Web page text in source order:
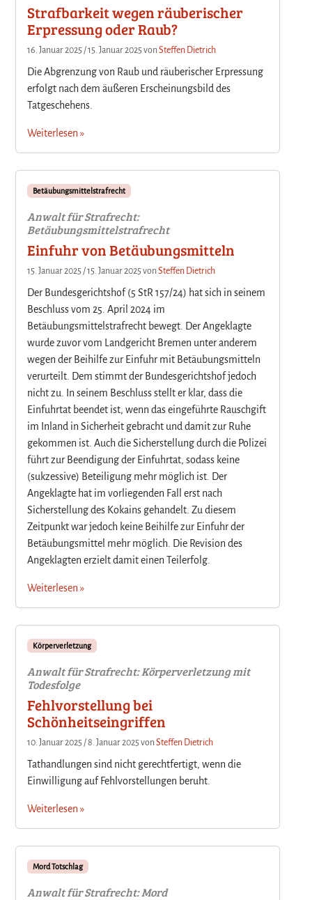
Strafbarkeit wegen räuberischer
Erpressung oder Raub?
16. Januar 2025 /15. Januar 2025vonSteffen Dietrich
Die Abgrenzung von Raub und räuberischer Erpressung
erfolgt nach dem äußeren Erscheinungsbild des
Tatgeschehens.
Weiterlesen »
Betäubungsmittelstrafrecht
Anwalt für Strafrecht:
Betäubungsmittelstrafrecht
Einfuhr von Betäubungsmitteln
15. Januar 2025 /15. Januar 2025vonSteffen Dietrich
Der Bundesgerichtshof (5 StR 157/24) hat sich in seinem
Beschluss vom 25. April 2024 im
Betäubungsmittelstrafrecht bewegt. Der Angeklagte
wurde zuvor vom Landgericht Bremen unter anderem
wegen der Beihilfe zur Einfuhr mit Betäubungsmitteln
verurteilt. Dem stimmt der Bundesgerichtshof jedoch
nicht zu. In seinem Beschluss stellt er klar, dass die
Einfuhrtat beendet ist, wenn das eingeführte Rauschgift
im Inland in Sicherheit gebracht und damit zur Ruhe
gekommen ist. Auch die Sicherstellung durch die Polizei
führt zur Beendigung der Einfuhrtat, sodass keine
(sukzessive) Beteiligung mehr möglich ist. Der
Angeklagte hat im vorliegenden Fall erst nach
Sicherstellung des Kokains gehandelt. Zu diesem
Zeitpunkt war jedoch keine Beihilfe zur Einfuhr der
Betäubungsmittel mehr möglich. Die Revision des
Angeklagten erzielt damit einen Teilerfolg.
Weiterlesen »
Körperverletzung
Anwalt für Strafrecht: Körperverletzung mit
Todesfolge
Fehlvorstellung bei
Schönheitseingriffen
10. Januar 2025 /8. Januar 2025vonSteffen Dietrich
Tathandlungen sind nicht gerechtfertigt, wenn die
Einwilligung auf Fehlvorstellungen beruht.
Weiterlesen »
Mord Totschlag
Anwalt für Strafrecht: Mord